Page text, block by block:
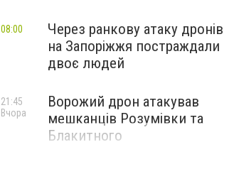
Через ранкову атаку дронів
на Запоріжжя постраждали
двоє людей
08:00
Ворожий дрон атакував
мешканців Розумівки та
Блакитного
21:45
Вчора